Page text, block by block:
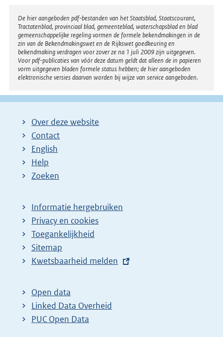
Disclaimer
De hier aangeboden pdf-bestanden van het Staatsblad, Staatscourant,
Tractatenblad, provinciaal blad, gemeenteblad, waterschapsblad en blad
gemeenschappelijke regeling vormen de formele bekendmakingen in de
zin van de Bekendmakingswet en de Rijkswet goedkeuring en
bekendmaking verdragen voor zover ze na 1 juli 2009 zijn uitgegeven.
Voor pdf-publicaties van vóór deze datum geldt dat alleen de in papieren
vorm uitgegeven bladen formele status hebben; de hier aangeboden
elektronische versies daarvan worden bij wijze van service aangeboden.
Over deze website
Contact
English
Help
Zoeken
Informatie hergebruiken
Privacy en cookies
Toegankelijkheid
Sitemap
E
t
e
r
Kwetsbaarheid melden
Open data
Linked Data Overheid
PUC Open Data